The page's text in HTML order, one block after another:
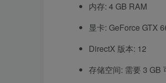
内存: 4 GB RAM
显卡: GeForce GTX
DirectX 版本: 12
存储空间: 需要 3 GB